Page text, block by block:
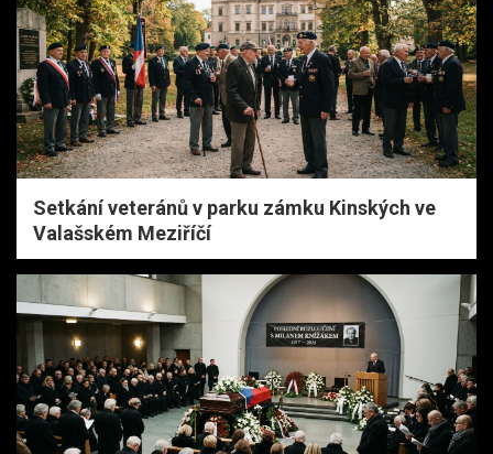
Setkání veteránů v parku zámku Kinských ve
Valašském Meziříčí